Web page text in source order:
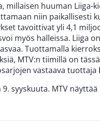
millaisen huuman Liiga-
niin paikallisesti
tavoittivat yli 4,1
myös halleissa. Liiga
Tuottamalla
MTV:n tiimillä on
vastaava tuottaja
syyskuuta. MTV